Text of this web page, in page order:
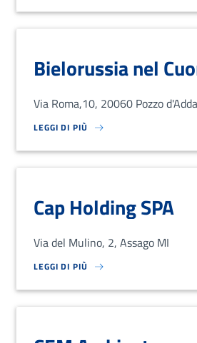
Bielorussia nel
Via Roma,10, 20060 Pozzo d'Adda
LEGGI DI PIÙ
SU LOREM IPSUM DOLOR SIT AMET,
Cap Holding SPA
Via del Mulino, 2, Assago MI
LEGGI DI PIÙ
SU LOREM IPSUM DOLOR SIT AMET,